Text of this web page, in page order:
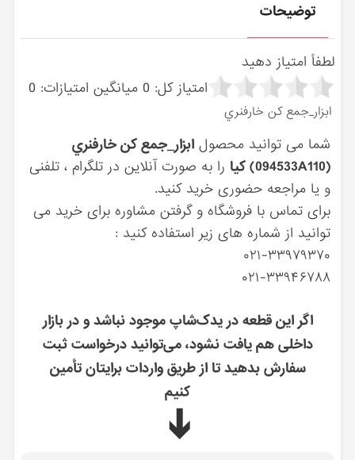
توضیحات
لطفاً امتیاز دهید
امتیاز کل: 0 میانگین امتیازات: 0
ابزار_جمع كن خارفنري
شما می توانید محصولابزار_جمع كن خارفنري
(094533A110) کیا
را به صورت آنلاین در تلگرام ، تلفنی
و یا مراجعه حضوری خرید کنید.
برای تماس با فروشگاه و گرفتن مشاوره برای خرید می
توانید از شماره های زیر استفاده کنید :
۰۲۱-۳۳۹۷۹۳۷۰
۰۲۱-۳۳۹۴۶۷۸۸
اگر این قطعه در یدک‌شاپ موجود نباشد و در بازار
داخلی هم یافت نشود، می‌توانید درخواست ثبت
سفارش بدهید تا از طریق واردات برایتان تأمین
کنیم
➔